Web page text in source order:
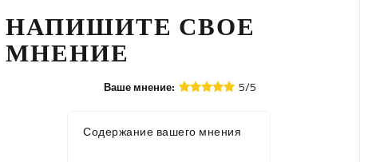
НАПИШИТЕ СВОЕ
МНЕНИЕ
Ваше мнение: 5/5
Содержание вашего мнения